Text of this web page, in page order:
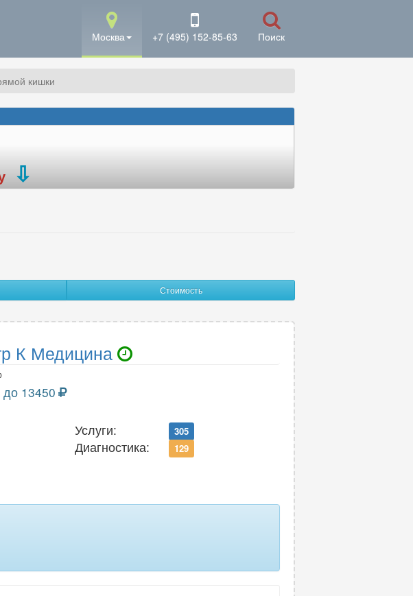
Москва +7 (495) 152-85-63 Поиск
кишки
Стоимость
К Медицина
13450
Услуги: 305
Диагностика: 129